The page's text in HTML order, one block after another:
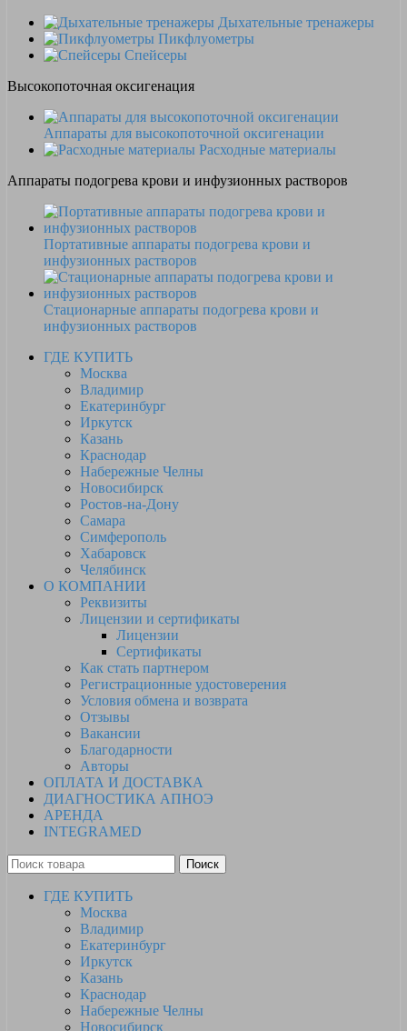
Дыхательные тренажеры
Пикфлуометры
Спейсеры
Высокопоточная оксигенация
Аппараты для высокопоточной оксигенации
Расходные материалы
Аппараты подогрева крови и инфузионных растворов
Портативные аппараты подогрева крови и
инфузионных растворов
Стационарные аппараты подогрева крови и
инфузионных растворов
ГДЕ КУПИТЬ
Москва
Владимир
Екатеринбург
Иркутск
Казань
Краснодар
Набережные Челны
Новосибирск
Ростов-на-Дону
Самара
Симферополь
Хабаровск
Челябинск
О КОМПАНИИ
Реквизиты
Лицензии и сертификаты
Лицензии
Сертификаты
Как стать партнером
Регистрационные удостоверения
Условия обмена и возврата
Отзывы
Вакансии
Благодарности
Авторы
ОПЛАТА И ДОСТАВКА
ДИАГНОСТИКА АПНОЭ
АРЕНДА
INTEGRAMED
Поиск
ГДЕ КУПИТЬ
Москва
Владимир
Екатеринбург
Иркутск
Казань
Краснодар
Набережные Челны
Новосибирск